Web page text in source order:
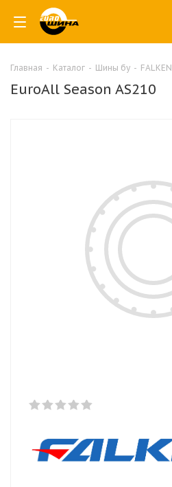
Главная - Каталог - Шины бу - FALKEN
EuroAll Season AS210